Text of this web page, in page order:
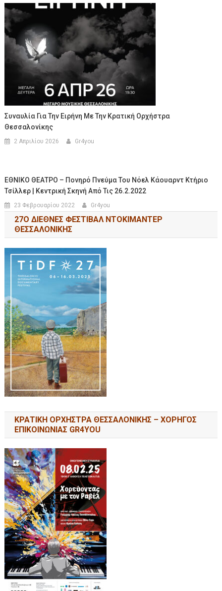
Συναυλία Για Την Ειρήνη Με Την Κρατική Ορχήστρα
Θεσσαλονίκης
2 Απριλίου 2026 Gr4you
ΕΘΝΙΚΟ ΘΕΑΤΡΟ – Πονηρό Πνεύμα Του Νόελ Κάουαρντ Κτήριο
Τσίλλερ | Κεντρική Σκηνή Από Τις 26.2.2022
23 Φεβρουαρίου 2022 Gr4you
27Ο ΔΙΕΘΝΕΣ ΦΕΣΤΙΒΑΛ ΝΤΟΚΙΜΑΝΤΕΡ
ΘΕΣΣΑΛΟΝΙΚΗΣ
ΚΡΑΤΙΚΗ ΟΡΧΗΣΤΡΑ ΘΕΣΣΑΛΟΝΙΚΗΣ – ΧΟΡΗΓΟΣ
ΕΠΙΚΟΙΝΩΝΙΑΣ GR4YOU